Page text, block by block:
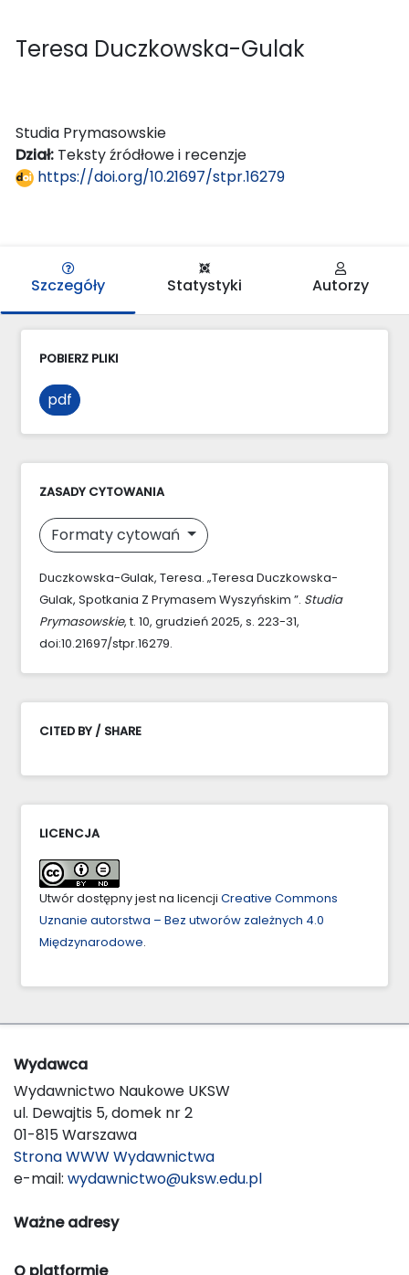
Teresa Duczkowska-Gulak
Studia Prymasowskie
Dział: Teksty źródłowe i recenzje
https://doi.org/10.21697/stpr.16279
Szczegóły Statystyki Autorzy
POBIERZ PLIKI
pdf
ZASADY CYTOWANIA
Formaty cytowań
Duczkowska-Gulak, Teresa. „Teresa Duczkowska-
Gulak, Spotkania Z Prymasem Wyszyńskim ”. Studia
Prymasowskie, t. 10, grudzień 2025, s. 223-31,
doi:10.21697/stpr.16279.
CITED BY / SHARE
LICENCJA
Utwór dostępny jest na licencji Creative Commons
Uznanie autorstwa – Bez utworów zależnych 4.0
Międzynarodowe.
Wydawca
Wydawnictwo Naukowe UKSW
ul. Dewajtis 5, domek nr 2
01-815 Warszawa
Strona WWW Wydawnictwa
e-mail: wydawnictwo@uksw.edu.pl
Ważne adresy